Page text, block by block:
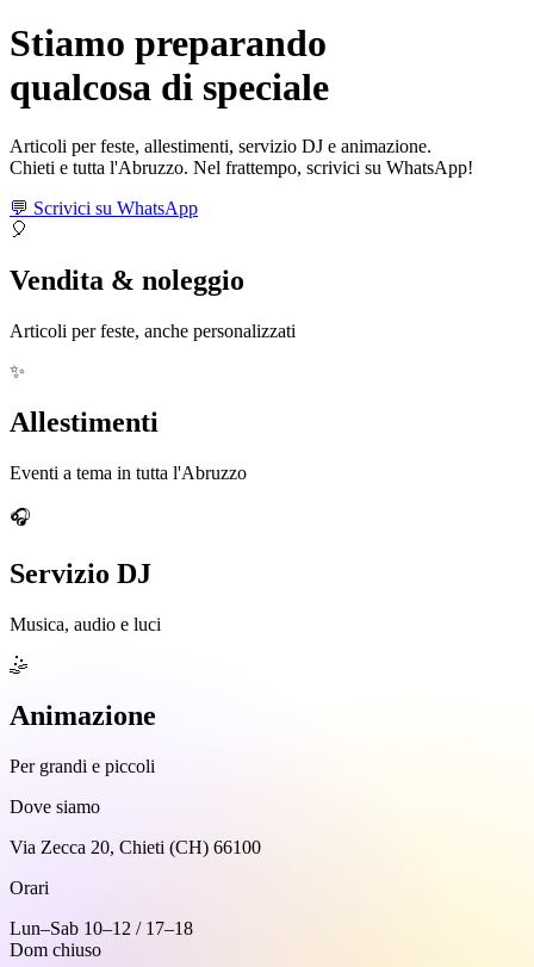
Stiamo preparando
qualcosa di speciale
Articoli per feste, allestimenti, servizio DJ e animazione.
Chieti e tutta l'Abruzzo. Nel frattempo, scrivici su WhatsApp!
💬 Scrivici su WhatsApp
🎈
Vendita & noleggio
Articoli per feste, anche personalizzati
✨
Allestimenti
Eventi a tema in tutta l'Abruzzo
🎧
Servizio DJ
Musica, audio e luci
🤹
Animazione
Per grandi e piccoli
Dove siamo
Via Zecca 20, Chieti (CH) 66100
Orari
Lun–Sab 10–12 / 17–18
Dom chiuso